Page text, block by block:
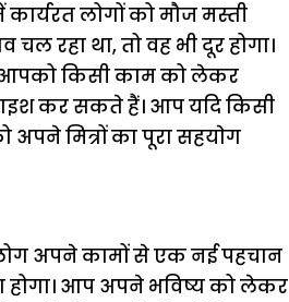
लोगों को मौज मस्ती
रहा था, तो वह भी दूर होगा।
किसी काम को लेकर
कर सकते हैं। आप यदि किसी
मित्रों का पूरा सहयाेग
अपने कामों से एक नई पहचान
होगा। आप अपने भविष्य को लेकर